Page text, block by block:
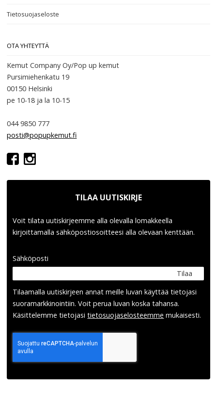
Tietosuojaseloste
OTA YHTEYTTÄ
Kemut Company Oy/Pop up kemut
Pursimiehenkatu 19
00150 Helsinki
pe 10-18 ja la 10-15
044 9850 777
posti@popupkemut.fi
TILAA UUTISKIRJE
Voit tilata uutiskirjeemme alla olevalla lomakkeella
kirjoittamalla sähköpostiosoitteesi alla olevaan kenttään.
Sähköposti
Tilaa
Tilaamalla uutis­kirjeen annat meille luvan käyttää tietojasi
suora­markkinointiin. Voit perua luvan koska tahansa.
Käsittelemme tietojasitieto­suoja­selosteemme mukaisesti.